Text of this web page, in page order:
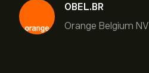
OBEL.BR
Orange Belgium NV